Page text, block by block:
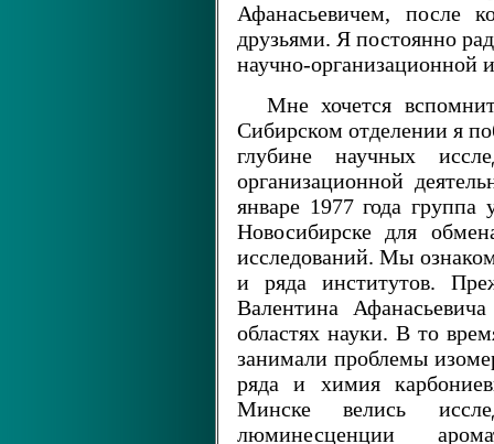
Афанасьевичем, после
друзьями. Я постоянно
научно-организационной
Мне хочется
Сибирском отделении я
глубине научных
организационной
январе 1977 года
Новосибирске для
исследований. Мы
и ряда институтов.
Валентина
областях науки. В то
занимали проблемы
ряда и химия
Минске велись
люминесценции